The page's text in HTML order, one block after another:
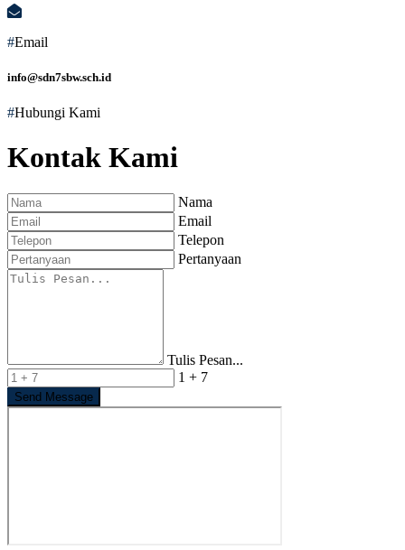
#Email
info@sdn7sbw.sch.id
#Hubungi Kami
Kontak Kami
Nama
Email
Telepon
Pertanyaan
Tulis Pesan...
1 + 7
Send Message